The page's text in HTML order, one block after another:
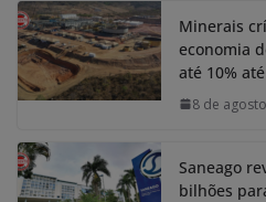
Minerais
economia
até 10%
8 de
Saneago
bilhões